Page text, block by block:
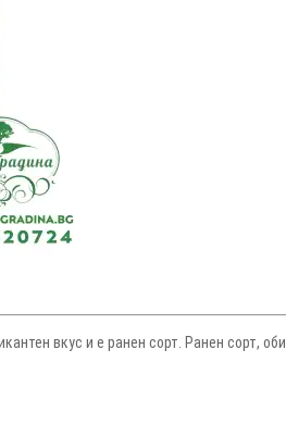
вкус и е ранен сорт. Ранен сорт,